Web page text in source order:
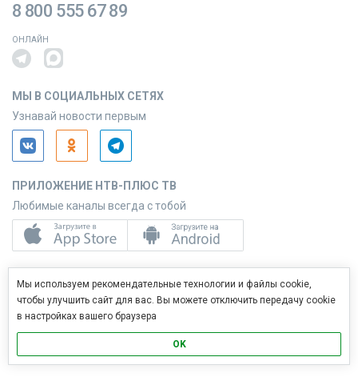
8 800 555 67 89
ОНЛАЙН
МЫ В СОЦИАЛЬНЫХ СЕТЯХ
Узнавай новости первым
ПРИЛОЖЕНИЕ НТВ-ПЛЮС ТВ
Любимые каналы всегда с тобой
Управляй услугами с телефона
Мы используем рекомендательные технологии и файлы cookie,
чтобы улучшить сайт для вас. Вы можете отключить передачу cookie
в настройках вашего браузера
OK